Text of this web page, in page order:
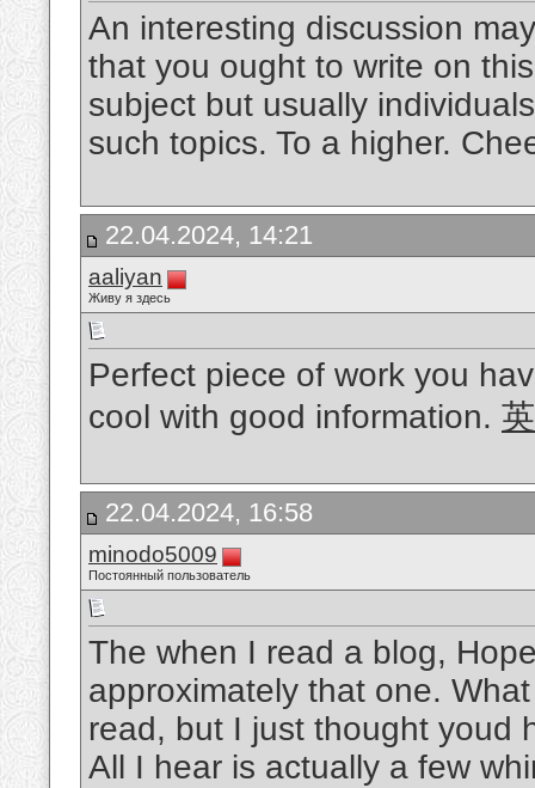
An interesting discussion
that you ought to write on
subject but usually
such topics. To a higher.
22.04.2024, 14:21
aaliyan
Живу я здесь
Perfect piece of work you
cool with good information.
22.04.2024, 16:58
minodo5009
Постоянный пользователь
The when I read a blog,
approximately that one.
read, but I just thought youd
All I hear is actually a few